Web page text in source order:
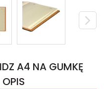
A4 NA GUMKĘ